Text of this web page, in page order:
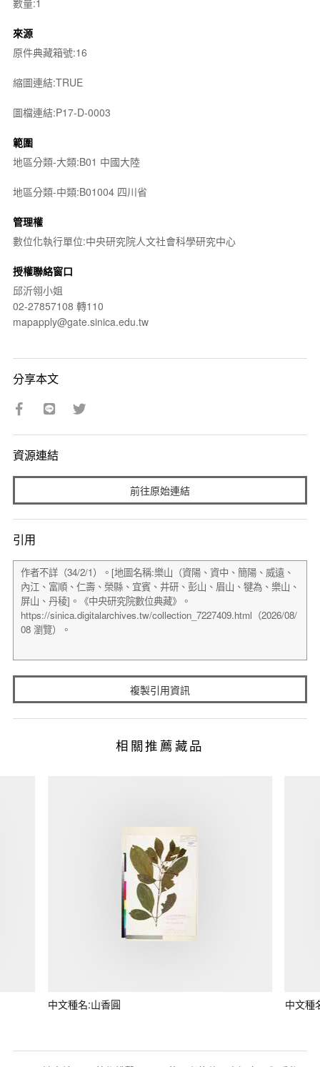
數量:1
來源
原件典藏箱號:16
縮圖連結:TRUE
圖檔連結:P17-D-0003
範圍
地區分類-大類:B01 中國大陸
地區分類-中類:B01004 四川省
管理權
數位化執行單位:中央研究院人文社會科學研究中心
授權聯絡窗口
邱沂翎小姐
02-27857108 轉110
mapapply@gate.sinica.edu.tw
分享本文
資源連結
前往原始連結
引用
複製引用資訊
相關推薦藏品
中文種名:山香圓 中文種